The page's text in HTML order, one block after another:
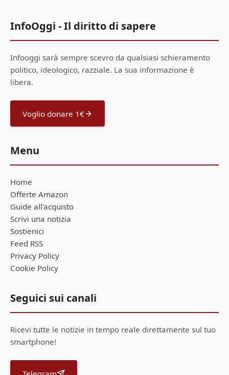
InfoOggi - Il diritto di sapere
Infooggi sarà sempre scevro da qualsiasi schieramento
politico, ideologico, razziale. La sua informazione è
libera.
Voglio donare 1€
Menu
Home
Offerte Amazon
Guide all'acquisto
Scrivi una notizia
Sostienici
Feed RSS
Privacy Policy
Cookie Policy
Seguici sui canali
Ricevi tutte le notizie in tempo reale direttamente sul tuo
smartphone!